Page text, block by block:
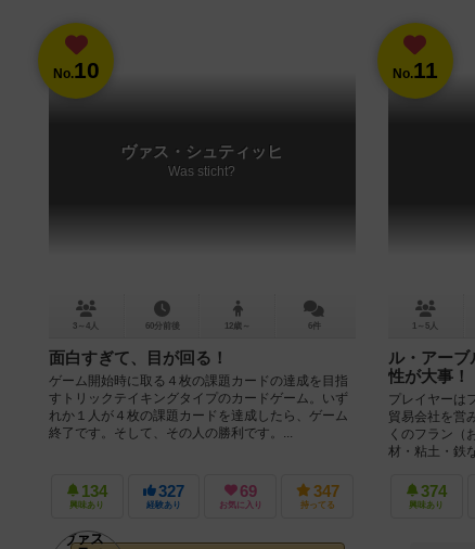
No.10
ヴァス・シュティッヒ
Was sticht?
3～4人 60分前後 12歳～ 6件
面白すぎて、目が回る！
ゲーム開始時に取る４枚の課題カードの達成を目指
すトリックテイキングタイプのカードゲーム。いず
れか１人が４枚の課題カードを達成したら、ゲーム
終了です。そして、その人の勝利です。...
134
興味あり
327
経験あり
69
お気に入り
347
持ってる
No.11
1～5人
ル・アー
性が大事！
プレイヤーは
貿易会社を営
くのフラン（
材・粘土・鉄
374
興味あり